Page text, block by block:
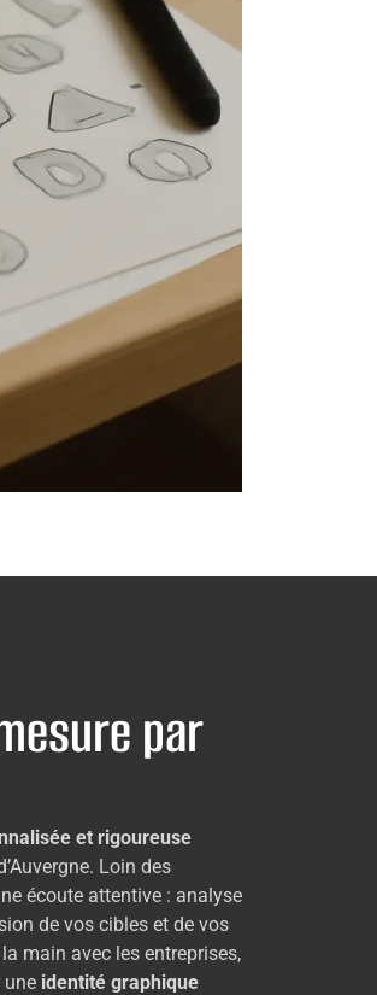
par
et rigoureuse
Loin des
écoute attentive : analyse
de vos cibles et de vos
main avec les entreprises,
une identité graphique